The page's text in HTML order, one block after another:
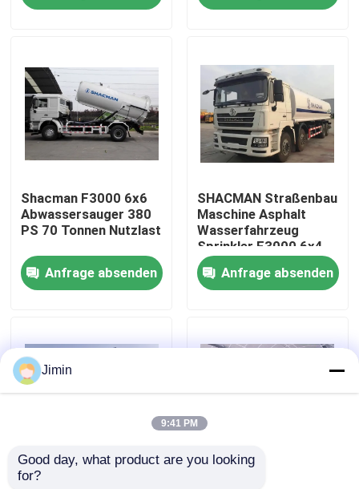
Produkte
Über uns
Qualitätskontrolle
Kontakt mit uns
Bitte um ein Angebot
Traktor-LKW
und FAST RTD-
Shacman F3000 6x6
Abwassersauger 380
PS 70 Tonnen Nutzlast
Anfrage absenden
SHACMAN Straßenbau
Maschine Asphalt
Wasserfahrzeug
Sprinkler F3000 6x4
300HP 50T
Anfrage absenden
SHACMAN X5000
Jimin
9:41 PM
Good day, what product are you looking
for?